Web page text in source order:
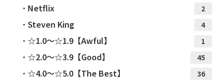
Netflix 2
Steven King 4
☆1.0～☆1.9【Awful】 1
☆2.0～☆3.9【Good】 45
☆4.0～☆5.0【The Best】 36